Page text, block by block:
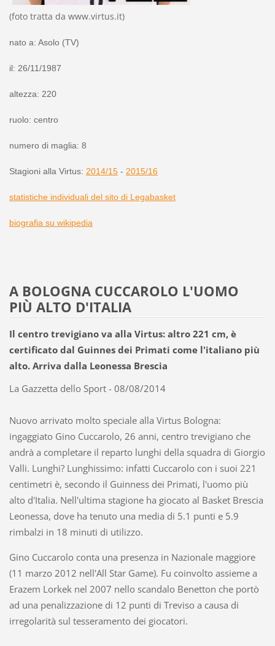
(foto tratta da www.virtus.it)
nato a: Asolo (TV)
il: 26/11/1987
altezza: 220
ruolo: centro
numero di maglia: 8
Stagioni alla Virtus: 2014/15- 2015/16
statistiche individuali del sito di Legabasket
biografia su wikipedia
A BOLOGNA CUCCAROLO L'UOMO
PIÙ ALTO D'ITALIA
Il centro trevigiano va alla Virtus: altro 221 cm, è
certificato dal Guinnes dei Primati come l'italiano più
alto. Arriva dalla Leonessa Brescia
La Gazzetta dello Sport - 08/08/2014
Nuovo arrivato molto speciale alla Virtus Bologna:
ingaggiato Gino Cuccarolo, 26 anni, centro trevigiano che
andrà a completare il reparto lunghi della squadra di Giorgio
Valli. Lunghi? Lunghissimo: infatti Cuccarolo con i suoi 221
centimetri è, secondo il Guinness dei Primati, l'uomo più
alto d'Italia. Nell'ultima stagione ha giocato al Basket Brescia
Leonessa, dove ha tenuto una media di 5.1 punti e 5.9
rimbalzi in 18 minuti di utilizzo.
Gino Cuccarolo conta una presenza in Nazionale maggiore
(11 marzo 2012 nell'All Star Game). Fu coinvolto assieme a
Erazem Lorkek nel 2007 nello scandalo Benetton che portò
ad una penalizzazione di 12 punti di Treviso a causa di
irregolarità sul tesseramento dei giocatori.